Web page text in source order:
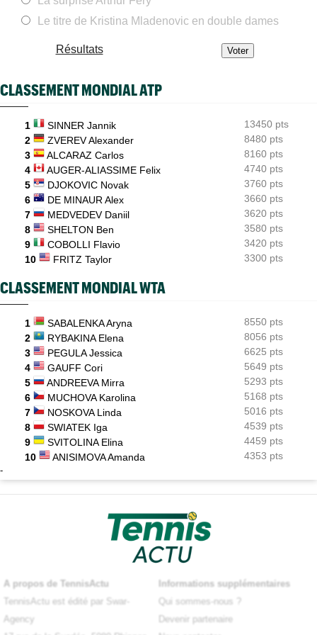
Carnet Rose
Caroline Garcia est devenue la maman d’un petit Pablo
ATP - Montréal
Alexander Zverev s'est raté : "Mon pire match de la saison"
Moïse Kouame, 17 ans, peut faire mieux que Sinner et Alcaraz
Bourreau d'Ugo Humbert, Daniel Merida aime croquer du
Français...
Le titre de Kristina Mladenovic en double dames
Résultats
CLASSEMENT MONDIAL ATP
1 SINNER Jannik
13450 pts
2
ZVEREV Alexander
8480 pts
3
ALCARAZ Carlos
8160 pts
4
AUGER-ALIASSIME Felix
4740 pts
5
DJOKOVIC Novak
3760 pts
6
DE MINAUR Alex
3660 pts
7
MEDVEDEV Daniil
3620 pts
8
SHELTON Ben
3580 pts
9
COBOLLI Flavio
3420 pts
10
FRITZ Taylor 3300 pts
CLASSEMENT MONDIAL WTA
1 SABALENKA Aryna
8550 pts
2
RYBAKINA Elena
8056 pts
3
PEGULA Jessica
6625 pts
4
GAUFF Cori
5649 pts
5
ANDREEVA Mirra
5293 pts
6
MUCHOVA Karolina
5168 pts
7
NOSKOVA Linda
5016 pts
8
SWIATEK Iga
4539 pts
9
SVITOLINA Elina
4459 pts
10
ANISIMOVA Amanda 4353 pts
-
A propos de TennisActu
TennisActu est édité par Swar-
Agency
Informations supplémentaires
Qui sommes-nous ?
Devenir partenaire